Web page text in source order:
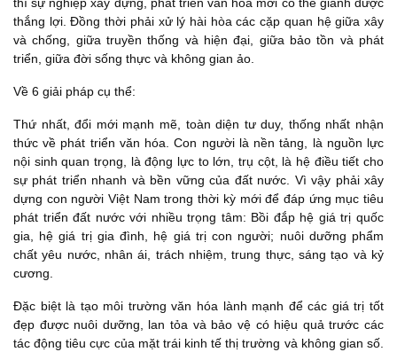
thắng lợi. Đồng thời phải xử lý hài hòa các cặp quan hệ giữa xây
và chống, giữa truyền thống và hiện đại, giữa bảo tồn và phát
triển, giữa đời sống thực và không gian ảo.
Về 6 giải pháp cụ thể:
Thứ nhất, đổi mới mạnh mẽ, toàn diện tư duy, thống nhất nhận
thức về phát triển văn hóa. Con người là nền tảng, là nguồn lực
nội sinh quan trọng, là động lực to lớn, trụ cột, là hệ điều tiết cho
sự phát triển nhanh và bền vững của đất nước. Vì vậy phải xây
dựng con người Việt Nam trong thời kỳ mới để đáp ứng mục tiêu
phát triển đất nước với nhiều trọng tâm: Bồi đắp hệ giá trị quốc
gia, hệ giá trị gia đình, hệ giá trị con người; nuôi dưỡng phẩm
chất yêu nước, nhân ái, trách nhiệm, trung thực, sáng tạo và kỷ
cương.
Đặc biệt là tạo môi trường văn hóa lành mạnh để các giá trị tốt
đẹp được nuôi dưỡng, lan tỏa và bảo vệ có hiệu quả trước các
tác động tiêu cực của mặt trái kinh tế thị trường và không gian số.